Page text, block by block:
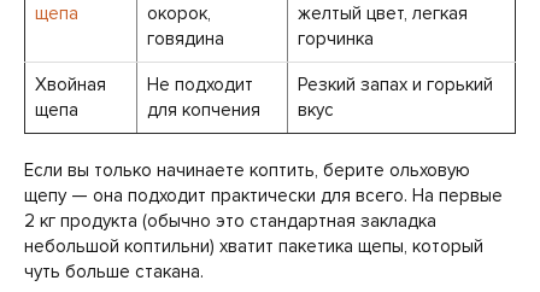
щепа
окорок,
говядина
желтый цвет, легкая
горчинка
Хвойная
щепа
Не подходит
для копчения
Резкий запах и горький
вкус
Если вы только начинаете коптить, берите ольховую
щепу — она подходит практически для всего. На первые
2 кг продукта (обычно это стандартная закладка
небольшой коптильни) хватит пакетика щепы, который
чуть больше стакана.